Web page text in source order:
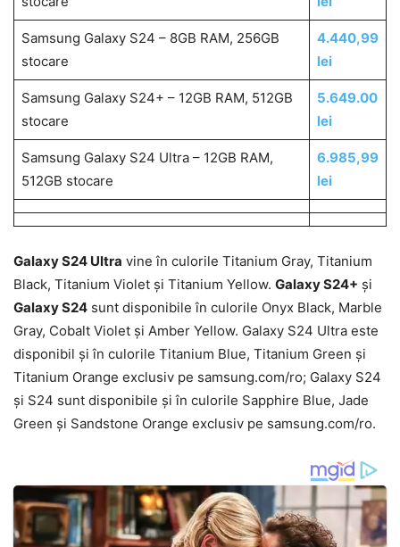
Samsung Galaxy S24 – 8GB RAM, 256GB
stocare
4.440,99
lei
Samsung Galaxy S24+ – 12GB RAM, 512GB
stocare
5.649.00
lei
Samsung Galaxy S24 Ultra – 12GB RAM,
512GB stocare
6.985,99
lei
Galaxy S24 Ultra vine în culorile Titanium Gray, Titanium
Black, Titanium Violet și Titanium Yellow. Galaxy S24+ și
Galaxy S24 sunt disponibile în culorile Onyx Black, Marble
Gray, Cobalt Violet și Amber Yellow. Galaxy S24 Ultra este
disponibil și în culorile Titanium Blue, Titanium Green și
Titanium Orange exclusiv pe samsung.com/ro; Galaxy S24
și S24 sunt disponibile și în culorile Sapphire Blue, Jade
Green și Sandstone Orange exclusiv pe samsung.com/ro.